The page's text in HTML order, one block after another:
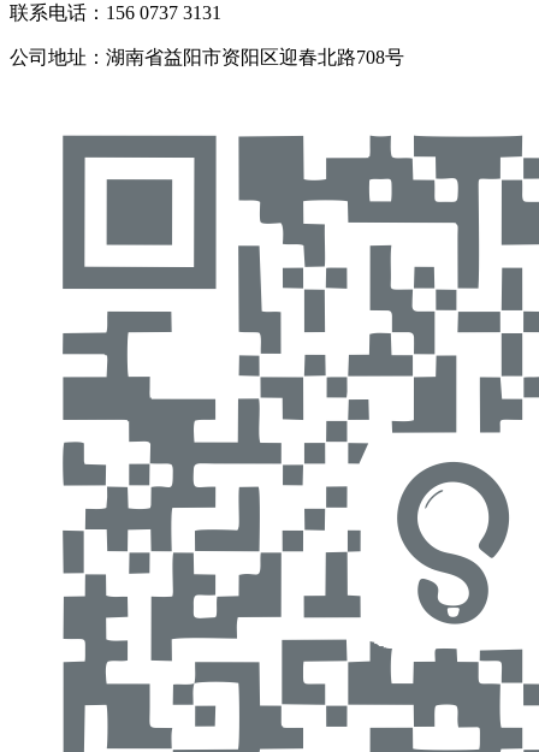
联系电话：156 0737 3131
公司地址：湖南省益阳市资阳区迎春北路708号